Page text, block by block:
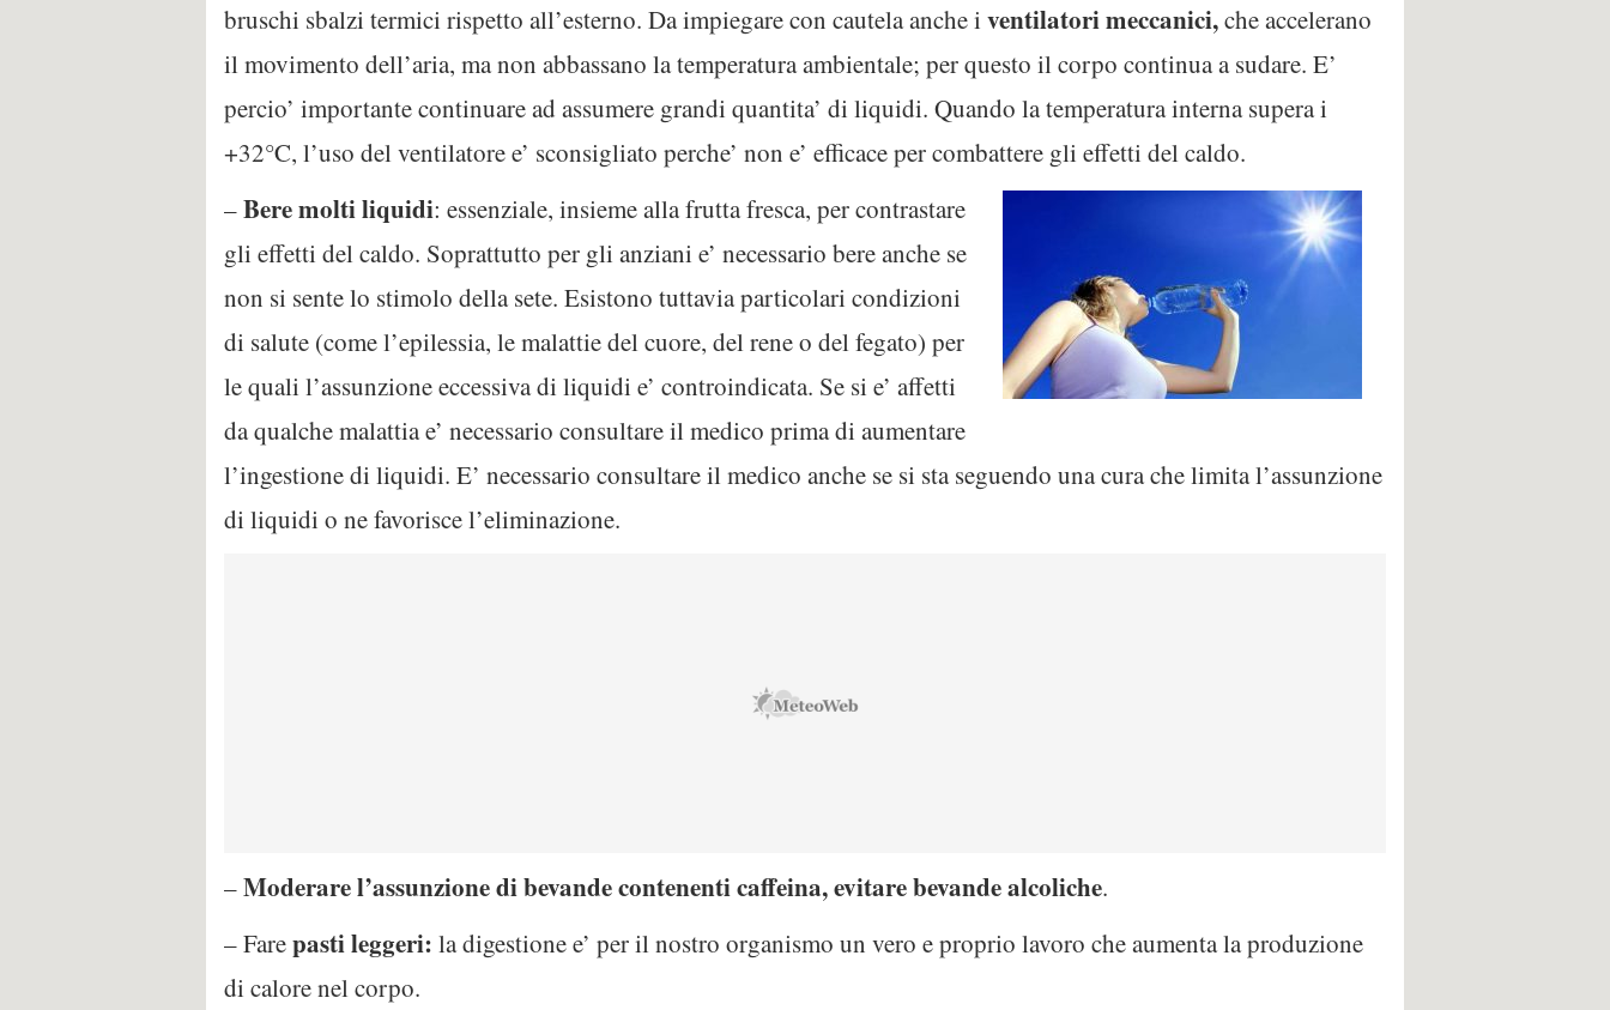
bruschi sbalzi termici rispetto all’esterno. Da impiegare con cautela anche i ventilatori meccanici,che accelerano
il movimento dell’aria, ma non abbassano la temperatura ambientale; per questo il corpo continua a sudare. E’
percio’ importante continuare ad assumere grandi quantita’ di liquidi. Quando la temperatura interna supera i
+32°C, l’uso del ventilatore e’ sconsigliato perche’ non e’ efficace per combattere gli effetti del caldo.
–Bere molti liquidi: essenziale, insieme alla frutta fresca, per contrastare
gli effetti del caldo. Soprattutto per gli anziani e’ necessario bere anche se
non si sente lo stimolo della sete. Esistono tuttavia particolari condizioni
di salute (come l’epilessia, le malattie del cuore, del rene o del fegato) per
le quali l’assunzione eccessiva di liquidi e’ controindicata. Se si e’ affetti
da qualche malattia e’ necessario consultare il medico prima di aumentare
l’ingestione di liquidi. E’ necessario consultare il medico anche se si sta seguendo una cura che limita l’assunzione
di liquidi o ne favorisce l’eliminazione.
–Moderare l’assunzione di bevande contenenti caffeina, evitare bevande alcoliche.
– Farepasti leggeri: la digestione e’ per il nostro organismo un vero e proprio lavoro che aumenta la produzione
di calore nel corpo.